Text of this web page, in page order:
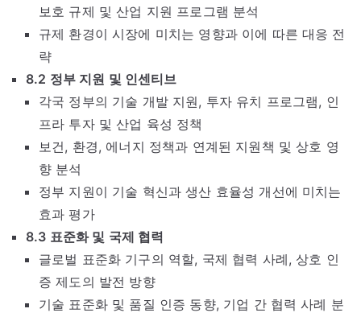
보호 규제 및 산업 지원 프로그램 분석
규제 환경이 시장에 미치는 영향과 이에 따른 대응 전
략
8.2 정부 지원 및 인센티브
각국 정부의 기술 개발 지원, 투자 유치 프로그램, 인
프라 투자 및 산업 육성 정책
보건, 환경, 에너지 정책과 연계된 지원책 및 상호 영
향 분석
정부 지원이 기술 혁신과 생산 효율성 개선에 미치는
효과 평가
8.3 표준화 및 국제 협력
글로벌 표준화 기구의 역할, 국제 협력 사례, 상호 인
증 제도의 발전 방향
기술 표준화 및 품질 인증 동향, 기업 간 협력 사례 분